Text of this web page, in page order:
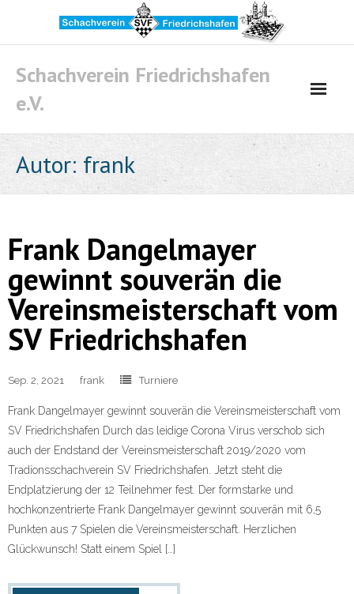
content
Schachverein Friedrichshafen
e.V.
Autor: frank
Frank Dangelmayer
gewinnt souverän die
Vereinsmeisterschaft vom
SV Friedrichshafen
Sep. 2, 2021 frank Turniere
Frank Dangelmayer gewinnt souverän die Vereinsmeisterschaft vom
SV Friedrichshafen Durch das leidige Corona Virus verschob sich
auch der Endstand der Vereinsmeisterschaft 2019/2020 vom
Tradionsschachverein SV Friedrichshafen. Jetzt steht die
Endplatzierung der 12 Teilnehmer fest. Der formstarke und
hochkonzentrierte Frank Dangelmayer gewinnt souverän mit 6,5
Punkten aus 7 Spielen die Vereinsmeisterschaft. Herzlichen
Glückwunsch! Statt einem Spiel […]